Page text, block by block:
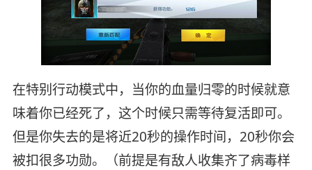
在特别行动模式中，当你的血量归零的时候就意
味着你已经死了，这个时候只需等待复活即可。
但是你失去的是将近20秒的操作时间，20秒你会
被扣很多功勋。（前提是有敌人收集齐了病毒样